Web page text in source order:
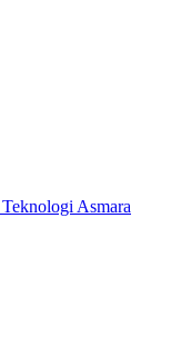
Teknologi Asmara